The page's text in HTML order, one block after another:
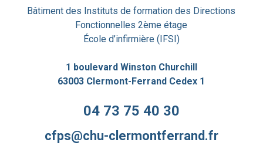
Bâtiment des Instituts de formation des Directions
Fonctionnelles 2ème étage
École d’infirmière (IFSI)
1 boulevard Winston Churchill
63003 Clermont-Ferrand Cedex 1
04 73 75 40 30
cfps@chu-clermontferrand.fr